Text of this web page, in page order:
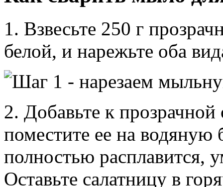
1. Взвесьте 250 г
белой, и нарежьте оба
2. Добавьте к
поместите ее на водяную
полностью расплавится,
Оставьте салатницу в